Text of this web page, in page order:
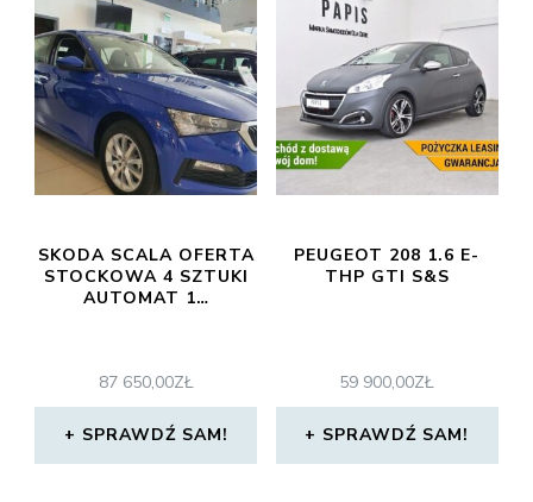
SKODA SCALA OFERTA
STOCKOWA 4 SZTUKI
AUTOMAT 1…
87 650,00ZŁ
SPRAWDŹ SAM!
PEUGEOT 208 1.6 E-
THP GTI S&S
59 900,00ZŁ
SPRAWDŹ SAM!